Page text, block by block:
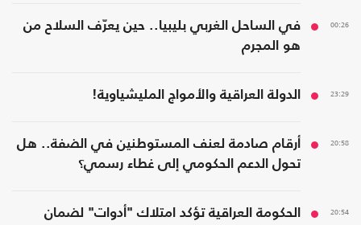
00:26
في الساحل الغربي بليبيا.. حين يعرّف السلاح من
هو المجرم
23:29 الدولة العراقية والأمواج المليشياوية!
20:58
أرقام صادمة لعنف المستوطنين في الضفة.. هل
تحول الدعم الحكومي إلى غطاء رسمي؟
20:54
الحكومة العراقية تؤكد امتلاك "أدوات" لضمان